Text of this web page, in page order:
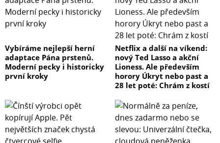
6) Přepravní pouzdro
Vybíráme nejlepší herní
adaptace Pána prstenů.
Moderní pecky i historicky
první kroky
Netflix a další na víkend:
nový Ted Lasso a akční
Lioness. Ale především
horory Úkryt nebo past a
28 let poté: Chrám z kostí